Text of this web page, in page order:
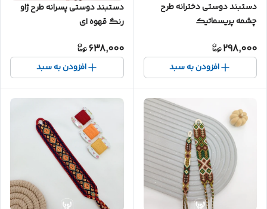
دستبند دوستی دخترانه طرح
چشمه پریسماتیک
298,000
افزودن به سبد
دستبند دوستی پسرانه طرح ژاو
رنگ قهوه ای
638,000
افزودن به سبد